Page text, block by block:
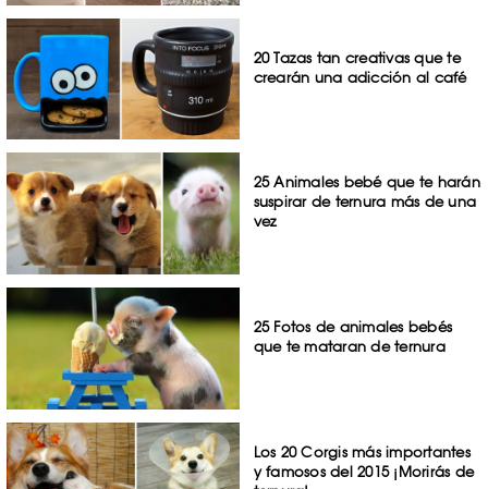
20 Tazas tan creativas que te
crearán una adicción al café
25 Animales bebé que te harán
suspirar de ternura más de una
vez
25 Fotos de animales bebés
que te mataran de ternura
Los 20 Corgis más importantes
y famosos del 2015 ¡Morirás de